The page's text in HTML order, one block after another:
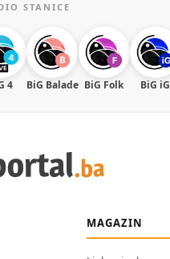
STANICE
4 BiG Balade BiG Folk BiG iG
MAGAZIN